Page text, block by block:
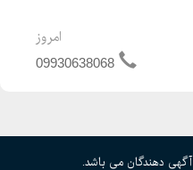
انواع نوارچسب پهن , چسب چاپدار- SGK-
امروز
09930638068
دهندگان می باشد.